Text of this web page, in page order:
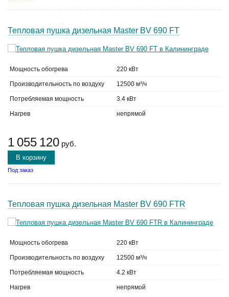
Тепловая пушка дизельная Master BV 690 FT
Мощность обогрева 220 кВт
Производительность по воздуху 12500 м³/ч
Потребляемая мощность 3.4 кВт
Нагрев непрямой
1 055 120 руб.
В корзину
Под заказ
Тепловая пушка дизельная Master BV 690 FTR
Мощность обогрева 220 кВт
Производительность по воздуху 12500 м³/ч
Потребляемая мощность 4.2 кВт
Нагрев непрямой